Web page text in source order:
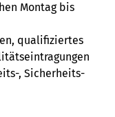
Montag bis
qualifiziertes
, Sicherheits-